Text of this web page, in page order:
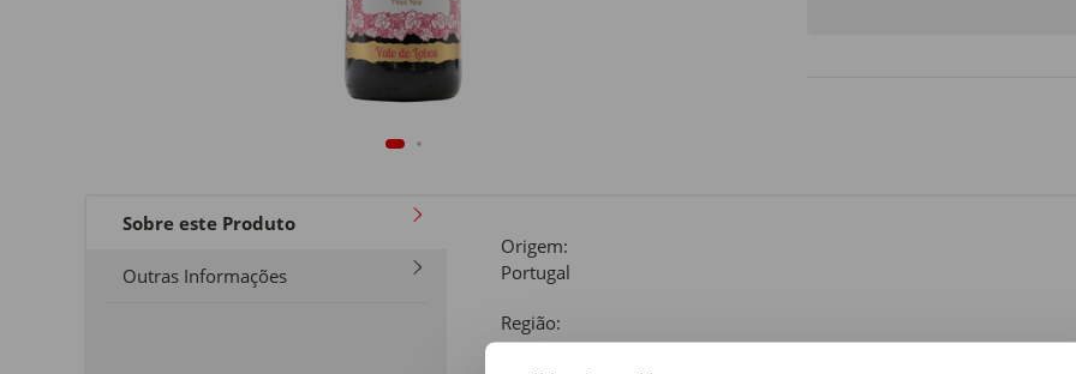
Sobre este Produto
Outras Informações
Origem:
Portugal
Região:
Tejo